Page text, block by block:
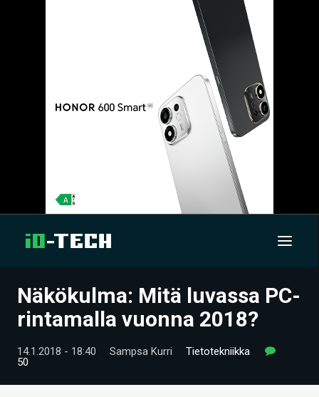
UUTISET
VIDEOT
Näkökulma: Mitä luvassa PC-
rintamalla vuonna 2018?
14.1.2018 - 18:40 Sampsa Kurri
Tietotekniikka
50